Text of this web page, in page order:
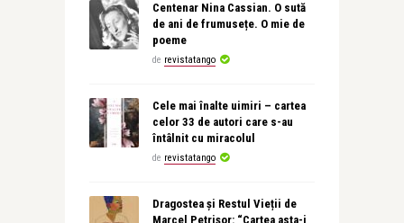
Centenar Nina Cassian. O sută
de ani de frumusețe. O mie de
poeme
de revistatango
Cele mai înalte uimiri – cartea
celor 33 de autori care s-au
întâlnit cu miracolul
de revistatango
Dragostea și Restul Vieții de
Marcel Petrișor: “Cartea asta-i